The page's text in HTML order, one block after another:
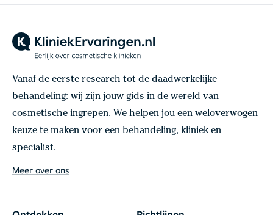
Vanaf de eerste research tot de daadwerkelijke
behandeling: wij zijn jouw gids in de wereld van
cosmetische ingrepen. We helpen jou een weloverwogen
keuze te maken voor een behandeling, kliniek en
specialist.
Meer over ons